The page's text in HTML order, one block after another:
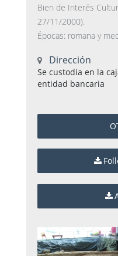
Bien de Interés
27/11/2000).
Épocas: romana y
Dirección
Se custodia en la
entidad bancaria